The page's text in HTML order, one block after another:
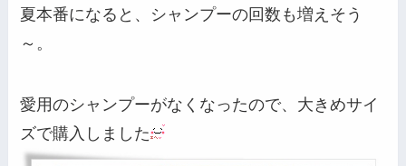
夏本番になると、シャンプーの回数も増えそう
～。
愛用のシャンプーがなくなったので、大きめサイ
ズで購入しました